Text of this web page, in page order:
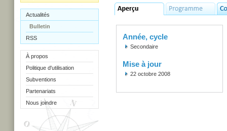
Actualités
Bulletin
RSS
À propos
Politique d'utilisation
Subventions
Partenariats
Nous joindre
Année, cycle
Secondaire
Mise à jour
22 octobre 2008